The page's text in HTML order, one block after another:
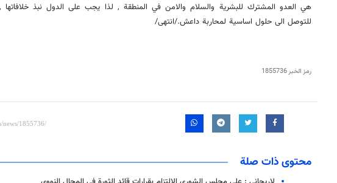
هي العدو المشترك للبشرية والسلام والامن في المنطقة , لذا يجب على الدول نبذ خلافاتها ,
للتوصل الى حلول اساسية لمحاربة داعش./انتهى/
رمز الخبر1855736
محتوى ذات صلة